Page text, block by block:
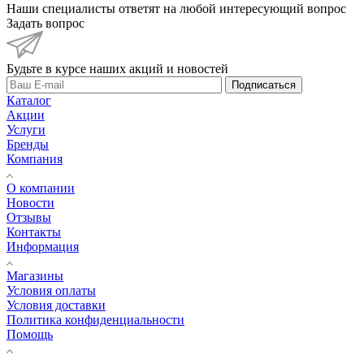
Наши специалисты ответят на любой интересующий вопрос
Задать вопрос
Будьте в курсе наших акций и новостей
Подписаться
Каталог
Акции
Услуги
Бренды
Компания
О компании
Новости
Отзывы
Контакты
Информация
Магазины
Условия оплаты
Условия доставки
Политика конфиденциальности
Помощь